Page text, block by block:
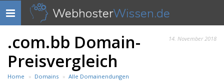
Navigation
anzeigen
WebhosterWissen.de
14. November 2018
.com.bb Domain-
Preisvergleich
Home Domains
Alle Domainendungen